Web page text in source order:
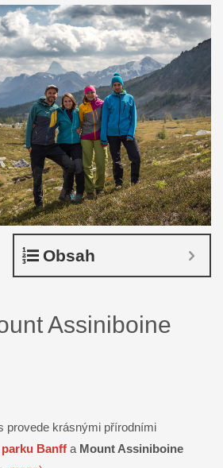
Obsah
Assiniboine
provede krásnými přírodními
Banff a Mount Assiniboine